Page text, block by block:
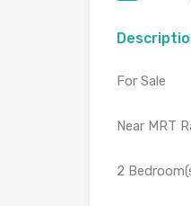
For Sale
Near MRT
2